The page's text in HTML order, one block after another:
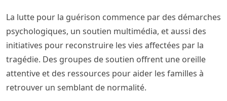
La lutte pour la guérison commence par des démarches
psychologiques, un soutien multimédia, et aussi des
initiatives pour reconstruire les vies affectées par la
tragédie. Des groupes de soutien offrent une oreille
attentive et des ressources pour aider les familles à
retrouver un semblant de normalité.